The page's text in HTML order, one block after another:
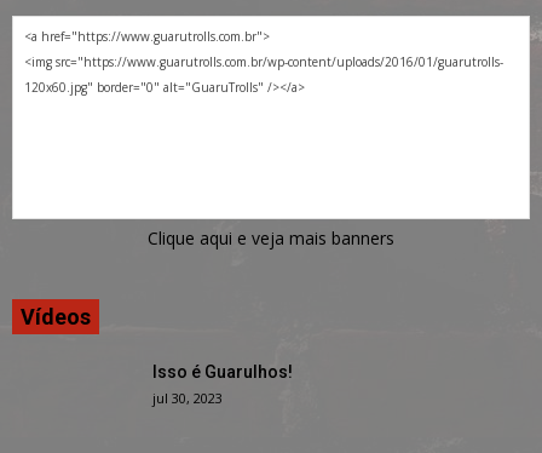
Clique aqui e veja mais banners
Vídeos
Isso é Guarulhos!
jul 30, 2023